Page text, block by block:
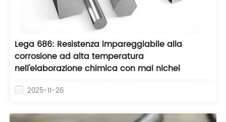
Lega 686: Resistenza impareggiabile alla
corrosione ad alta temperatura
nell'elaborazione chimica con mai nichel
2025-11-26